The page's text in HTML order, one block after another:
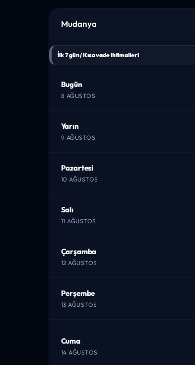
Mudanya
İlk 7 gün / Kısa vade ihtimalleri
Bugün
8 AĞUSTOS
Yarın
9 AĞUSTOS
Pazartesi
10 AĞUSTOS
Salı
11 AĞUSTOS
Çarşamba
12 AĞUSTOS
Perşembe
13 AĞUSTOS
Cuma
14 AĞUSTOS